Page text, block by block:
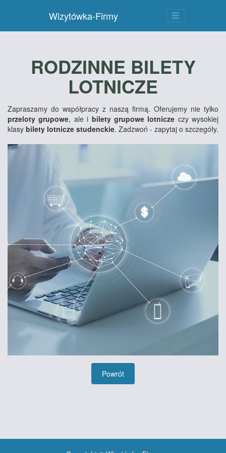
Wizytówka-Firmy
RODZINNE BILETY
LOTNICZE
Zapraszamy do współpracy z naszą firmą. Oferujemy nie tylko
przeloty grupowe, ale i bilety grupowe lotnicze czy wysokiej
klasy bilety lotnicze studenckie. Zadzwoń - zapytaj o szczegóły.
Powrót